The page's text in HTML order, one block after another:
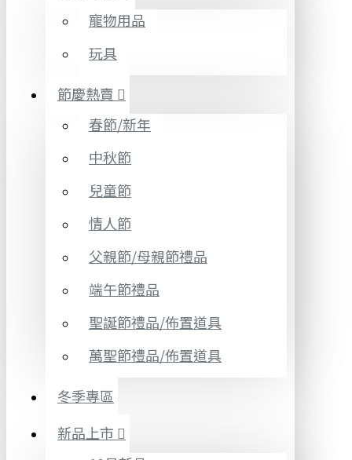
寵物用品
玩具
節慶熱賣
春節/新年
中秋節
兒童節
情人節
父親節/母親節禮品
端午節禮品
聖誕節禮品/佈置道具
萬聖節禮品/佈置道具
冬季專區
新品上市